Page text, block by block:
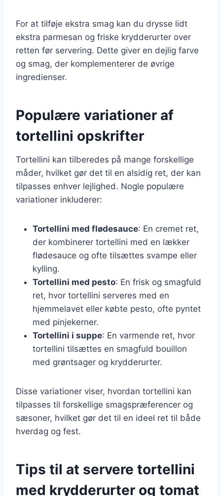
For at tilføje ekstra smag kan du drysse lidt
ekstra parmesan og friske krydderurter over
retten før servering. Dette giver en dejlig farve
og smag, der komplementerer de øvrige
ingredienser.
Populære variationer af
tortellini opskrifter
Tortellini kan tilberedes på mange forskellige
måder, hvilket gør det til en alsidig ret, der kan
tilpasses enhver lejlighed. Nogle populære
variationer inkluderer:
Tortellini med flødesauce: En cremet ret,
der kombinerer tortellini med en lækker
flødesauce og ofte tilsættes svampe eller
kylling.
Tortellini med pesto: En frisk og smagfuld
ret, hvor tortellini serveres med en
hjemmelavet eller købte pesto, ofte pyntet
med pinjekerner.
Tortellini i suppe: En varmende ret, hvor
tortellini tilsættes en smagfuld bouillon
med grøntsager og krydderurter.
Disse variationer viser, hvordan tortellini kan
tilpasses til forskellige smagspræferencer og
sæsoner, hvilket gør det til en ideel ret til både
hverdag og fest.
Tips til at servere tortellini
med krydderurter og tomat